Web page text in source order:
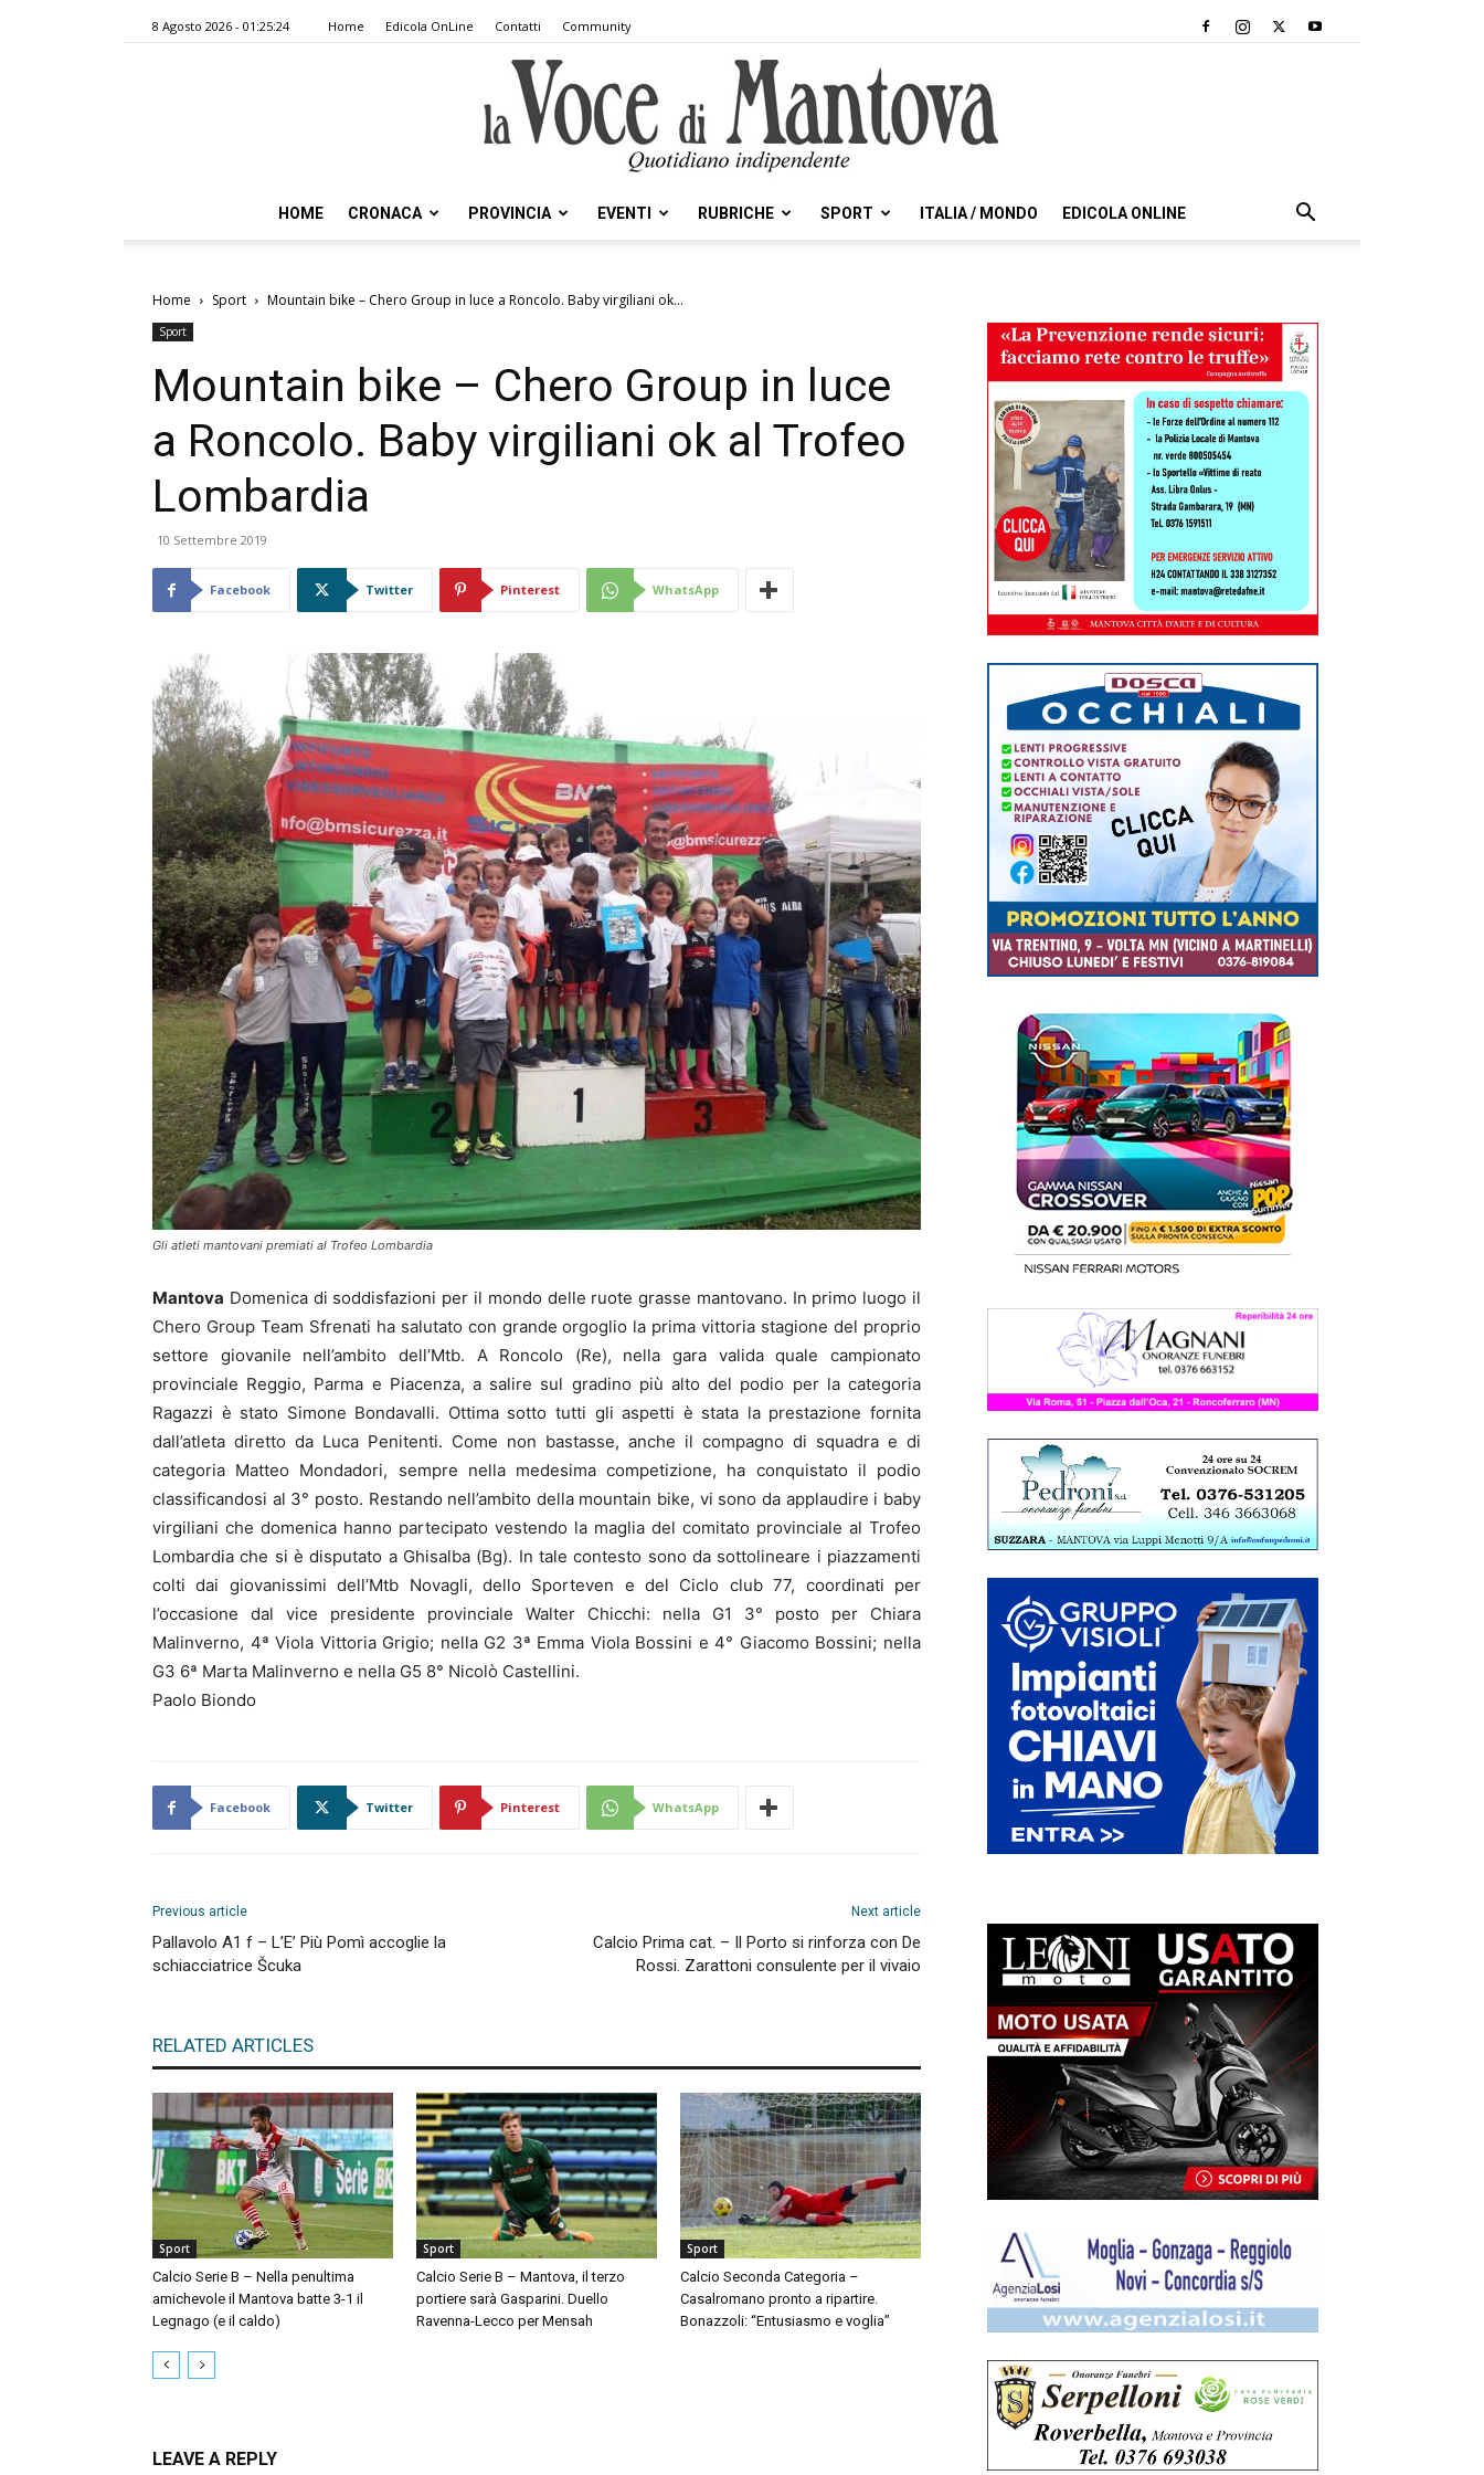
8 Agosto 2026 - 01:25:24 Home Edicola OnLine Contatti Community
Voce
HOME CRONACA PROVINCIA EVENTI RUBRICHE SPORT ITALIA / MONDO EDICOLA ONLINE
Home Sport Mountain bike – Chero Group in luce a Roncolo. Baby virgiliani ok...
Sport
Mountain bike – Chero Group in luce
a Roncolo. Baby virgiliani ok al Trofeo
Lombardia
10 Settembre 2019
Facebook Twitter Pinterest WhatsApp
Gli atleti mantovani premiati al Trofeo Lombardia
Mantova Domenica di soddisfazioni per il mondo delle ruote grasse mantovano. In primo luogo il
Chero Group Team Sfrenati ha salutato con grande orgoglio la prima vittoria stagione del proprio
settore giovanile nell’ambito dell’Mtb. A Roncolo (Re), nella gara valida quale campionato
provinciale Reggio, Parma e Piacenza, a salire sul gradino più alto del podio per la categoria
Ragazzi è stato Simone Bondavalli. Ottima sotto tutti gli aspetti è stata la prestazione fornita
dall’atleta diretto da Luca Penitenti. Come non bastasse, anche il compagno di squadra e di
categoria Matteo Mondadori, sempre nella medesima competizione, ha conquistato il podio
classificandosi al 3° posto. Restando nell’ambito della mountain bike, vi sono da applaudire i baby
virgiliani che domenica hanno partecipato vestendo la maglia del comitato provinciale al Trofeo
Lombardia che si è disputato a Ghisalba (Bg). In tale contesto sono da sottolineare i piazzamenti
colti dai giovanissimi dell’Mtb Novagli, dello Sporteven e del Ciclo club 77, coordinati per
l’occasione dal vice presidente provinciale Walter Chicchi: nella G1 3° posto per Chiara
Malinverno, 4ª Viola Vittoria Grigio; nella G2 3ª Emma Viola Bossini e 4° Giacomo Bossini; nella
G3 6ª Marta Malinverno e nella G5 8° Nicolò Castellini.
Paolo Biondo
Facebook Twitter Pinterest WhatsApp
Previous article
Pallavolo A1 f – L’E’ Più Pomì accoglie la
schiacciatrice Šcuka
Next article
Calcio Prima cat. – Il Porto si rinforza con De
Rossi. Zarattoni consulente per il vivaio
RELATED ARTICLES
Sport
Calcio Serie B – Nella penultima
amichevole il Mantova batte 3-1 il
Legnago (e il caldo)
Sport
Calcio Serie B – Mantova, il terzo
portiere sarà Gasparini. Duello
Ravenna-Lecco per Mensah
Sport
Calcio Seconda Categoria –
Casalromano pronto a ripartire.
Bonazzoli: “Entusiasmo e voglia”
LEAVE A REPLY